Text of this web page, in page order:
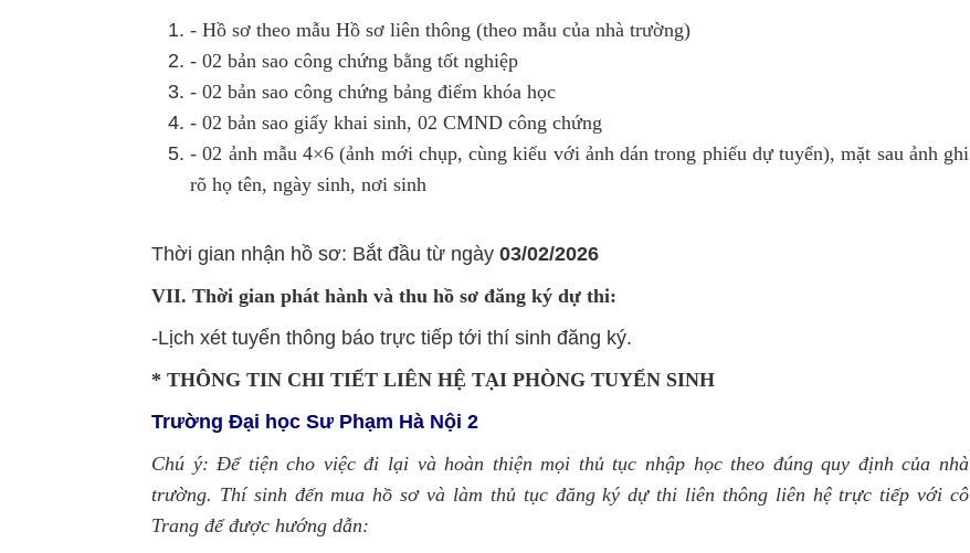
- Hồ sơ theo mẫu Hồ sơ liên thông (theo mẫu của nhà trường)
- 02 bản sao công chứng bằng tốt nghiệp
- 02 bản sao công chứng bảng điểm khóa học
- 02 bản sao giấy khai sinh, 02 CMND công chứng
- 02 ảnh mẫu 4×6 (ảnh mới chụp, cùng kiểu với ảnh dán trong phiếu dự tuyển), mặt sau ảnh ghi
rõ họ tên, ngày sinh, nơi sinh
Thời gian nhận hồ sơ: Bắt đầu từ ngày 03/02/2026
VII. Thời gian phát hành và thu hồ sơ đăng ký dự thi:
-Lịch xét tuyển thông báo trực tiếp tới thí sinh đăng ký.
* THÔNG TIN CHI TIẾT LIÊN HỆ TẠI PHÒNG TUYỂN SINH
Trường Đại học Sư Phạm Hà Nội 2
Chú ý: Để tiện cho việc đi lại và hoàn thiện mọi thủ tục nhập học theo đúng quy định của nhà
trường. Thí sinh đến mua hồ sơ và làm thủ tục đăng ký dự thi liên thông liên hệ trực tiếp với cô
Trang để được hướng dẫn: